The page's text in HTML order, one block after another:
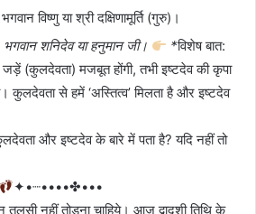
विष्णु या श्री दक्षिणामूर्ति (गुरु)।
शनिदेव या हनुमान जी। *विशेष बात:
(कुलदेवता) मजबूत होंगी, तभी इष्टदेव की कृपा
कुलदेवता से हमें ‘अस्तित्व’ मिलता है और इष्टदेव
और इष्टदेव के बारे में पता है? यदि नहीं तो
✦•┈••••✤•••
तुलसी नहीं तोड़ना चाहिये। आज द्वादशी तिथि के